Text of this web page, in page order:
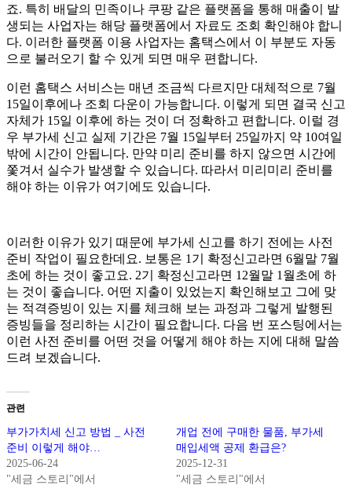
죠. 특히 배달의 민족이나 쿠팡 같은 플랫폼을 통해 매출이 발
생되는 사업자는 해당 플랫폼에서 자료도 조회 확인해야 합니
다. 이러한 플랫폼 이용 사업자는 홈택스에서 이 부분도 자동
으로 불러오기 할 수 있게 되면 매우 편합니다.
이런 홈택스 서비스는 매년 조금씩 다르지만 대체적으로 7월
15일이후에나 조회 다운이 가능합니다. 이렇게 되면 결국 신고
자체가 15일 이후에 하는 것이 더 정확하고 편합니다. 이럴 경
우 부가세 신고 실제 기간은 7월 15일부터 25일까지 약 10여일
밖에 시간이 안됩니다. 만약 미리 준비를 하지 않으면 시간에
쫓겨서 실수가 발생할 수 있습니다. 따라서 미리미리 준비를
해야 하는 이유가 여기에도 있습니다.
이러한 이유가 있기 때문에 부가세 신고를 하기 전에는 사전
준비 작업이 필요한데요. 보통은 1기 확정신고라면 6월말 7월
초에 하는 것이 좋고요. 2기 확정신고라면 12월말 1월초에 하
는 것이 좋습니다. 어떤 지출이 있었는지 확인해보고 그에 맞
는 적격증빙이 있는 지를 체크해 보는 과정과 그렇게 발행된
증빙들을 정리하는 시간이 필요합니다. 다음 번 포스팅에서는
이런 사전 준비를 어떤 것을 어떻게 해야 하는 지에 대해 말씀
드려 보겠습니다.
관련
부가가치세 신고 방법 _ 사전
준비 이렇게 해야…
2025-06-24
"세금 스토리"에서
개업 전에 구매한 물품, 부가세
매입세액 공제 환급은?
2025-12-31
"세금 스토리"에서